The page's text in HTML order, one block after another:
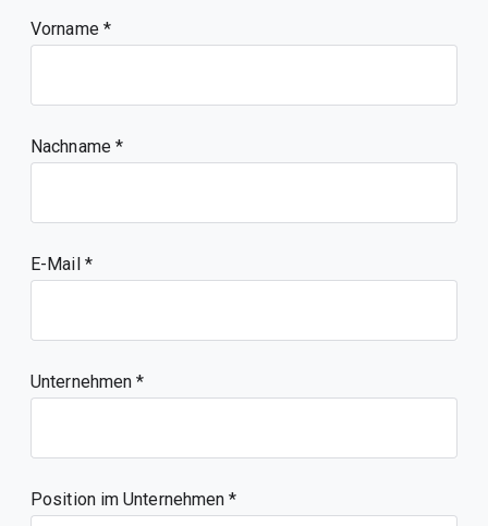
Vorname
Nachname
E-Mail
Unternehmen
Position im Unternehmen